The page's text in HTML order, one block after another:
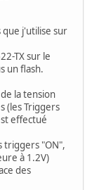
que j'utilise sur
TX sur le
un flash.
la tension
(les Triggers
effectué
triggers "ON",
à 1.2V)
des